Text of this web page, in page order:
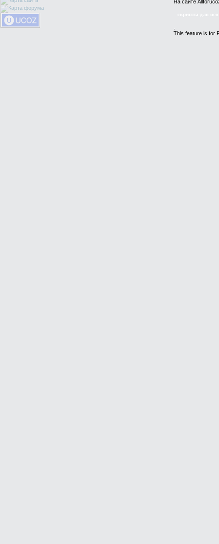
На сайте
скрипты для
This feature is for